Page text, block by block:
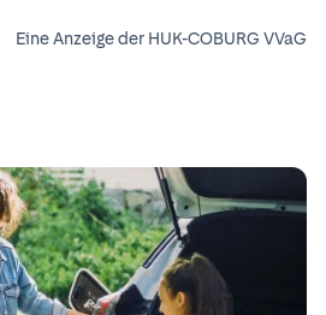
Eine Anzeige der HUK-COBURG VVaG